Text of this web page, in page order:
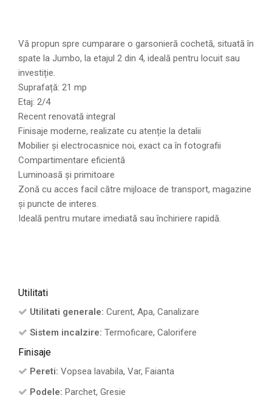
Vă propun spre cumparare o garsonieră cochetă, situată în
spate la Jumbo, la etajul 2 din 4, ideală pentru locuit sau
investiție.
Suprafață: 21 mp
Etaj: 2/4
Recent renovată integral
Finisaje moderne, realizate cu atenție la detalii
Mobilier și electrocasnice noi, exact ca în fotografii
Compartimentare eficientă
Luminoasă și primitoare
Zonă cu acces facil către mijloace de transport, magazine
și puncte de interes.
Ideală pentru mutare imediată sau închiriere rapidă.
Utilitati
Utilitati generale: Curent, Apa, Canalizare
Sistem incalzire: Termoficare, Calorifere
Finisaje
Pereti: Vopsea lavabila, Var, Faianta
Podele: Parchet, Gresie